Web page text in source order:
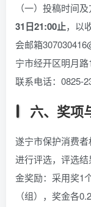
（一）投稿时间
31日21:00止，以
会邮箱
宁市经开区明月路
联系电话：0825-
六、奖项
遂宁市保护消费
进行评选，评选
金奖励：采用奖1
（组），奖金各